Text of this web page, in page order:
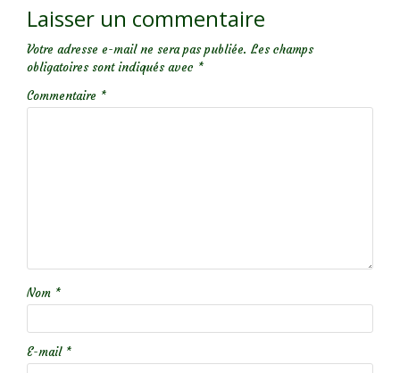
Laisser un commentaire
Votre adresse e-mail ne sera pas publiée. Les champs
obligatoires sont indiqués avec *
Commentaire *
Nom *
E-mail *